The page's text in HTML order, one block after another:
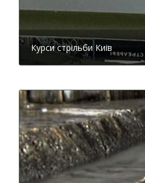
впроваджувалися методи
використанням новітніх
завершили у рекордні
15 квітня 1939 року, а вже 1
навчальний заклад прийняв
будівлі знадобилося лише
місяці. Зважаючи на те, що
була надзвичайно високою,
здивувала навіть дуже
будівничих. Більш того,
Проект школи на 880 учнів
інженер Микола Шехонін,
Курси стрільби Киів